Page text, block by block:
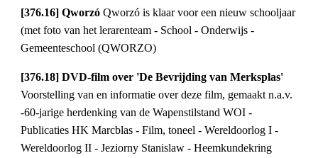
[376.16] QworzóQworzó is klaar voor een nieuw schooljaar
(met foto van het lerarenteam - School - Onderwijs -
Gemeenteschool (QWORZO)
[376.18] DVD-film over 'De Bevrijding van Merksplas'
Voorstelling van en informatie over deze film, gemaakt n.a.v.
-60-jarige herdenking van de Wapenstilstand WOI -
Publicaties HK Marcblas - Film, toneel - Wereldoorlog I -
Wereldoorlog II - Jeziorny Stanislaw - Heemkundekring